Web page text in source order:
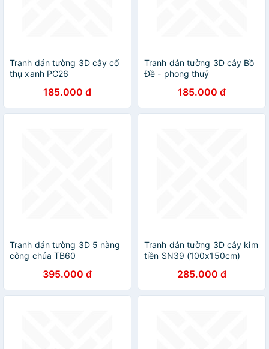
Tranh dán tường 3D cây cổ
thụ xanh PC26
185.000 đ
Tranh dán tường 3D cây Bồ
Đề - phong thuỷ
185.000 đ
Tranh dán tường 3D 5 nàng
công chúa TB60
395.000 đ
Tranh dán tường 3D cây kim
tiền SN39 (100x150cm)
285.000 đ